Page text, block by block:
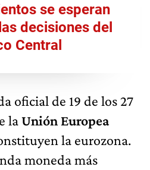
se esperan
decisiones del
Central
oficial de 19 de los 27
laUnión Europea
la eurozona.
moneda más